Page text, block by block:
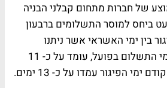
של חברות מתחום קבלני הבניה
ביחס למוסר התשלומים ברבעון
בין ימי האשראי אשר ניתנו
בהסכמה לבין מספר ימי התשלום בפועל, עומד על כ- 11
ימי הפיגור עמדו על כ- 13 ימים.